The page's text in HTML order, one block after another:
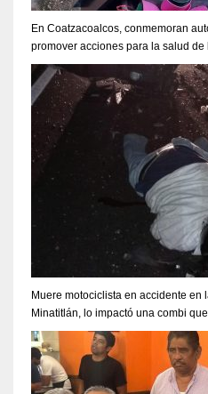
En Coatzacoalcos, conmemoran
promover acciones para la salud de
Muere motociclista en accidente en
Minatitlán, lo impactó una combi